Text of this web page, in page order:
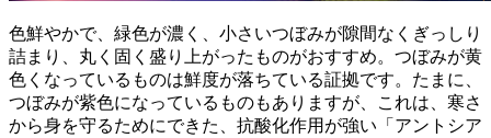
色鮮やかで、緑色が濃く、小さいつぼみが隙間なくぎっしり
詰まり、丸く固く盛り上がったものがおすすめ。つぼみが黄
色くなっているものは鮮度が落ちている証拠です。たまに、
つぼみが紫色になっているものもありますが、これは、寒さ
から身を守るためにできた、抗酸化作用が強い「アントシア